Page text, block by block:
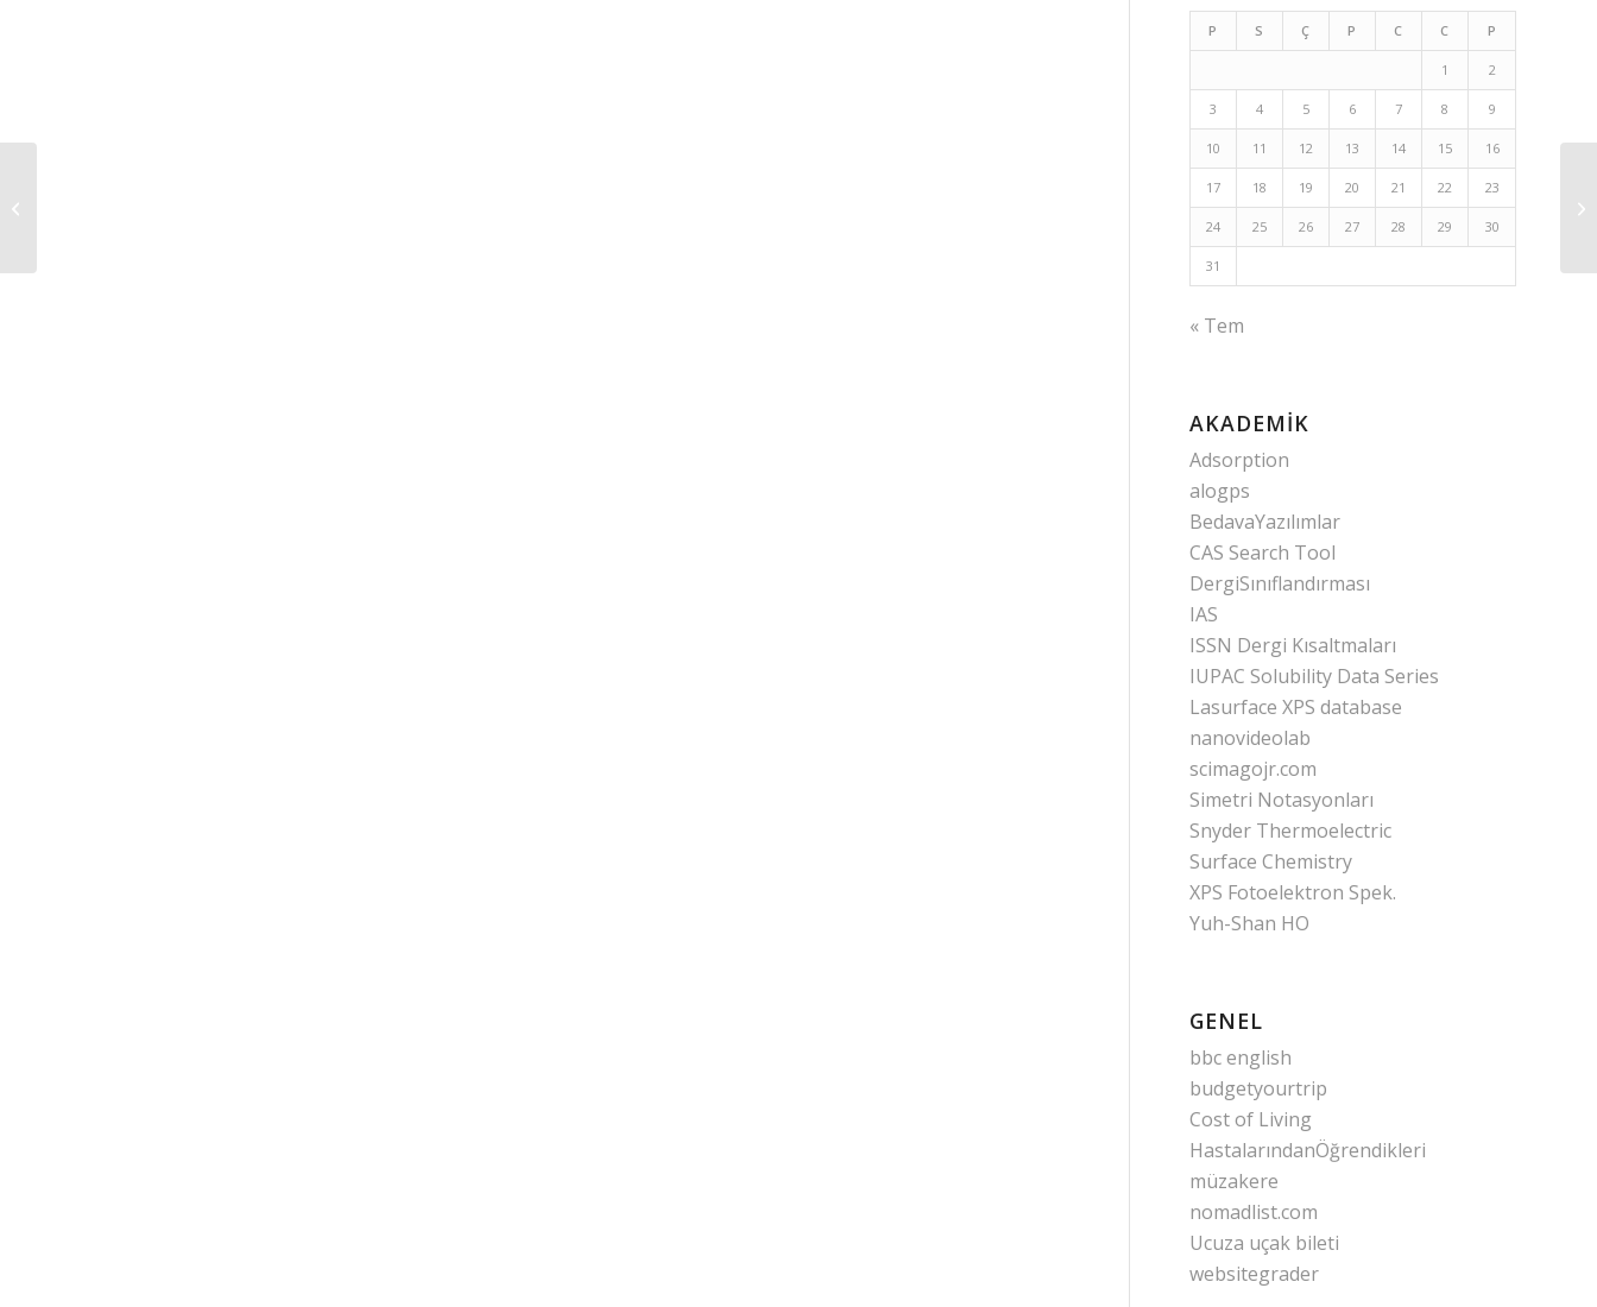
P S Ç P C C P
1 2
3 4 5 6 7 8 9
10 11 12 13 14 15 16
17 18 19 20 21 22 23
24 25 26 27 28 29 30
31
« Tem
AKADEMIK
Adsorption
alogps
BedavaYazılımlar
CAS Search Tool
DergiSınıflandırması
IAS
ISSN Dergi Kısaltmaları
IUPAC Solubility Data Series
Lasurface XPS database
nanovideolab
scimagojr.com
Simetri Notasyonları
Snyder Thermoelectric
Surface Chemistry
XPS Fotoelektron Spek.
Yuh-Shan HO
GENEL
bbc english
budgetyourtrip
Cost of Living
HastalarındanÖğrendikleri
müzakere
nomadlist.com
Ucuza uçak bileti
websitegrader